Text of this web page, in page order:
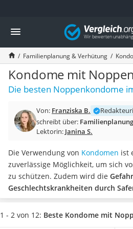
Die beliebtesten Vergleiche nach
Drogerie
Inhalator
Haarschneider
Rollator
Braun Rasierer
Katzenklappe (Chip)
Masturbator
Massagepistole
Reisehaartrockner
Eiweißpulver
Magnesiumpräparat
Katzenklappe
Nackenmassagegerät
Zeckenschutz Katze
Vergleich
Familienplanung & Verhütung
Kondome mit
Die besten Noppenkondome
Von: Franziska B.
schreibt über:
Lektorin: Janina S.
Die Verwendung von Kondomen ist
zuverlässige Möglichkeit, um sich
zu schützen. Zudem wird die
Geschlechtskrankheiten durch
Doch wieso sollte die Verwendung
mit zusätzlicher Stimulation
1 - 2 von 12: Beste Kondome mit